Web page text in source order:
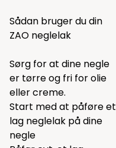
Sådan bruger du din
ZAO neglelak
Sørg for at dine negle
er tørre og fri for olie
eller creme.
Start med at påføre et
lag neglelak på dine
negle